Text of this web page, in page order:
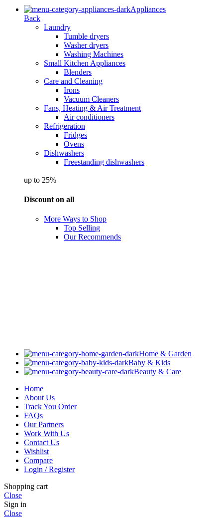
Appliances
Back
Laundry
Tumble dryers
Washer dryers
Washing Machines
Small Kitchen Appliances
Blenders
Care and Cleaning
Irons
Vacuum Cleaners
Fans, Heating & Air Treatment
Air conditioners
Refrigeration
Fridges
Ovens
Dishwashers
Freestanding dishwashers
up to 25%
Discount on all
More Ways to Shop
Top Selling
Our Recommends
Home & Garden
Baby & Kids
Beauty & Care
Home
About Us
Track You Order
FAQs
Our Partners
Work With Us
Contact Us
Wishlist
Compare
Login / Register
Shopping cart
Close
Sign in
Close